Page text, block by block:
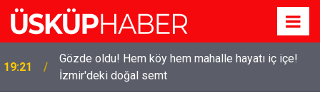
19:21
Gözde oldu! Hem köy hem mahalle hayatı iç içe!
İzmir'deki doğal semt